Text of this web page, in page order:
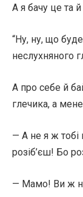
А я бачу це та
“Ну, ну, що
неслухняного
А про себе й
глечика, а
— А не я ж тобі
розіб’єш! Бо
— Мамо! Ви ж